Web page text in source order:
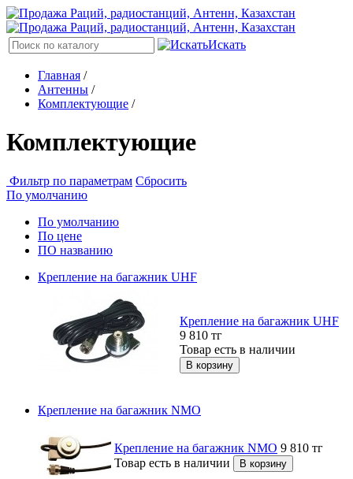
Искать
Главная /
Антенны /
Комплектующие /
Комплектующие
Фильтр по параметрам Сбросить
По умолчанию
По умолчанию
По цене
ПО названию
Крепление на багажник UHF
Крепление на багажник UHF
9 810 тг
Товар есть в наличии
Крепление на багажник NMO
Крепление на багажник NMO 9 810 тг
Товар есть в наличии